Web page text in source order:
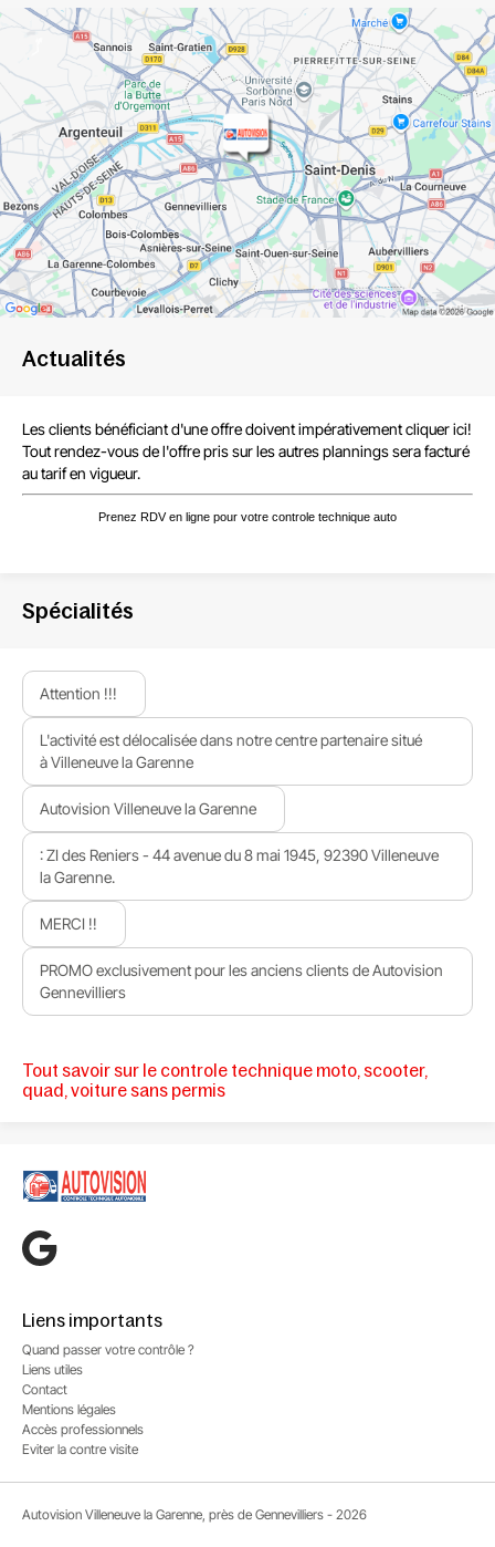
Actualités
Les clients bénéficiant d'une offredoivent impérativement cliquer ici!
Tout rendez-vous de l'offrepris sur les autres plannings sera facturé
au tarif en vigueur.
Prenez RDV en ligne pour votre controle technique auto
Spécialités
Attention !!!
L'activité est délocalisée dans notre centre partenaire situé
à Villeneuve la Garenne
Autovision Villeneuve la Garenne
: ZI des Reniers - 44 avenue du 8 mai 1945, 92390 Villeneuve
la Garenne.
MERCI !!
PROMO exclusivement pour les anciens clients de Autovision
Gennevilliers
Tout savoir sur le controle technique moto, scooter,
quad, voiture sans permis
Liens importants
Quand passer votre contrôle ?
Liens utiles
Contact
Mentions légales
Accès professionnels
Eviter la contre visite
Autovision Villeneuve la Garenne, près de Gennevilliers - 2026